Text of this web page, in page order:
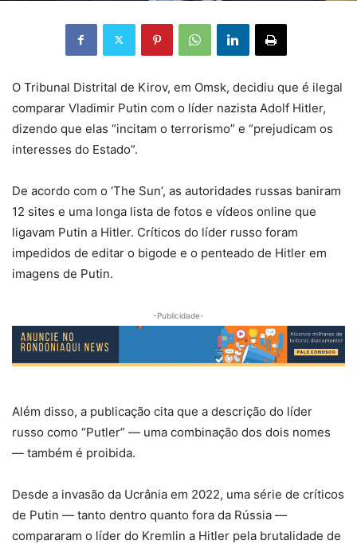
O Tribunal Distrital de Kirov, em Omsk, decidiu que é ilegal
comparar Vladimir Putin com o líder nazista Adolf Hitler,
dizendo que elas “incitam o terrorismo” e “prejudicam os
interesses do Estado”.
De acordo com o ‘The Sun’, as autoridades russas baniram
12 sites e uma longa lista de fotos e vídeos online que
ligavam Putin a Hitler. Críticos do líder russo foram
impedidos de editar o bigode e o penteado de Hitler em
imagens de Putin.
-Publicidade-
Além disso, a publicação cita que a descrição do líder
russo como “Putler” — uma combinação dos dois nomes
— também é proibida.
Desde a invasão da Ucrânia em 2022, uma série de críticos
de Putin — tanto dentro quanto fora da Rússia —
compararam o líder do Kremlin a Hitler pela brutalidade de